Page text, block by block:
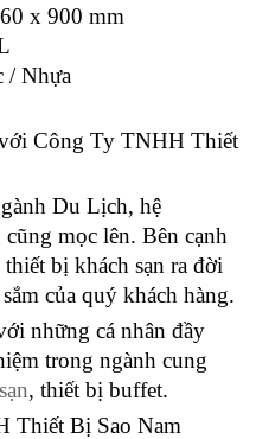
x 900 mm
/ Nhựa
Công Ty TNHH Thiết
Du Lịch, hệ
cũng mọc lên. Bên cạnh
bị khách sạn ra đời
của quý khách hàng.
những cá nhân đầy
trong ngành cung
, thiết bị buffet.
Thiết Bị Sao Nam